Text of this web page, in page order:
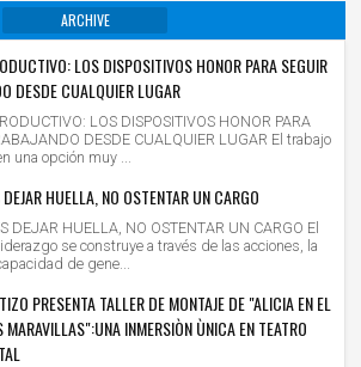
ARCHIVE
LOS DISPOSITIVOS HONOR PARA SEGUIR
DESDE CUALQUIER LUGAR
LOS DISPOSITIVOS HONOR PARA
DESDE CUALQUIER LUGAR El trabajo
una opción muy ...
HUELLA, NO OSTENTAR UN CARGO
DEJAR HUELLA, NO OSTENTAR UN CARGO El
se construye a través de las acciones, la
de gene...
PRESENTA TALLER DE MONTAJE DE "ALICIA EN EL
MARAVILLAS":UNA INMERSIÒN ÙNICA EN TEATRO